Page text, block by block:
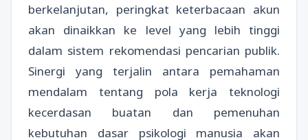
berkelanjutan, peringkat keterbacaan akun
akan dinaikkan ke level yang lebih tinggi
dalam sistem rekomendasi pencarian publik.
Sinergi yang terjalin antara pemahaman
mendalam tentang pola kerja teknologi
kecerdasan buatan dan pemenuhan
kebutuhan dasar psikologi manusia akan